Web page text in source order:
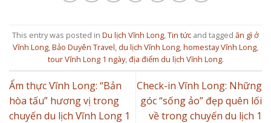
This entry was posted in Du lịch Vĩnh Long,Tin tức and tagged ăn gì ở
Vĩnh Long,Bảo Duyên Travel, du lịch Vĩnh Long,homestay Vĩnh Long,
tour Vĩnh Long 1 ngày,địa điểm du lịch Vĩnh Long.
Ẩm thực Vĩnh Long: “Bản
hòa tấu” hương vị trong
chuyến du lịch Vĩnh Long 1
Check-in Vĩnh Long: Những
góc “sống ảo” đẹp quên lối
về trong chuyến du lịch 1